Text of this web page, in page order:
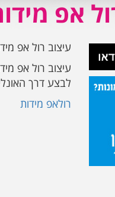
אפ
עיצוב רול אפ
עיצוב רול אפ
לבצע דרך
רולאפ מידות